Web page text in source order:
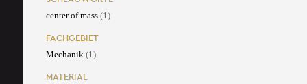
center of mass (1)
FACHGEBIET
Mechanik (1)
MATERIAL